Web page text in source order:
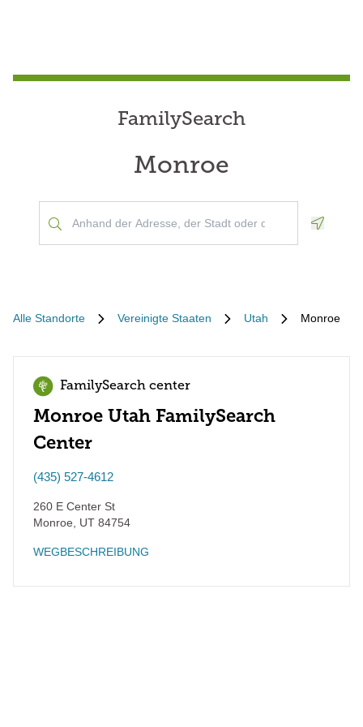
FamilySearch
Monroe
Alle Standorte Vereinigte Staaten Utah Monroe
FamilySearch center
Monroe Utah FamilySearch
Center
(435) 527-4612
260 E Center St
Monroe
UT 84754
WEGBESCHREIBUNG